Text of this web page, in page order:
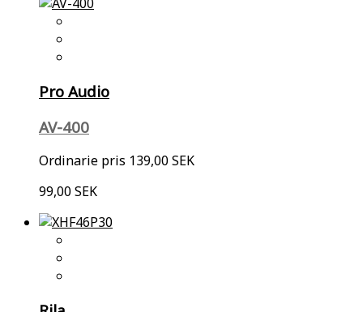
Pro Audio
AV-400
Ordinarie pris 139,00 SEK
99,00 SEK